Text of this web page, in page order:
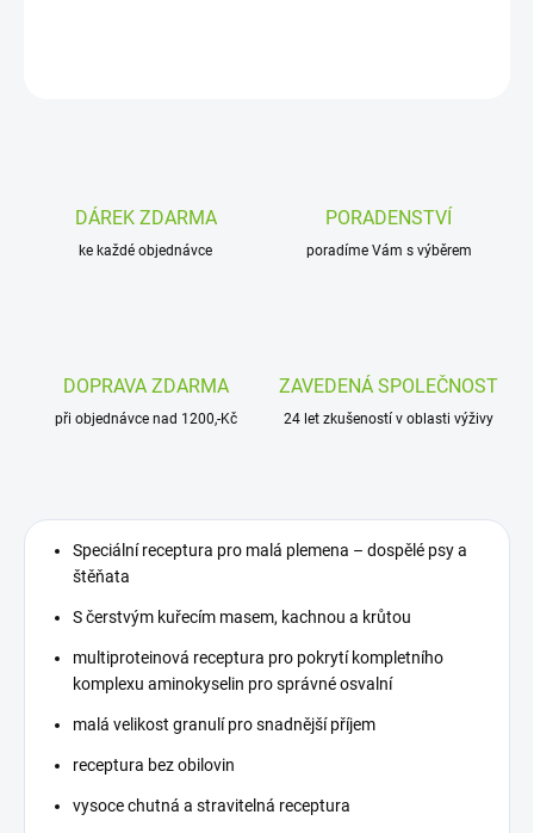
DÁREK ZDARMA
ke každé objednávce
PORADENSTVÍ
poradíme Vám s výběrem
DOPRAVA ZDARMA
při objednávce nad 1200,-Kč
ZAVEDENÁ SPOLEČNOST
24 let zkušeností v oblasti výživy
Speciální receptura pro malá plemena – dospělé psy a
štěňata
S čerstvým kuřecím masem, kachnou a krůtou
multiproteinová receptura pro pokrytí kompletního
komplexu aminokyselin pro správné osvalní
malá velikost granulí pro snadnější příjem
receptura bez obilovin
vysoce chutná a stravitelná receptura